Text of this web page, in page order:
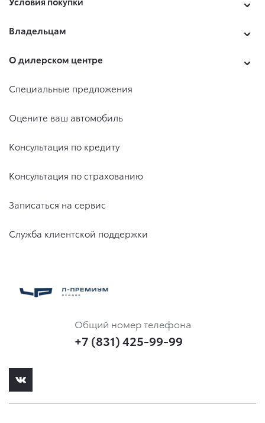
Владельцам
О дилерском центре
Специальные предложения
Оцените ваш автомобиль
Консультация по кредиту
Консультация по страхованию
Записаться на сервис
Служба клиентской поддержки
Общий номер телефона
+7 (831) 425-99-99